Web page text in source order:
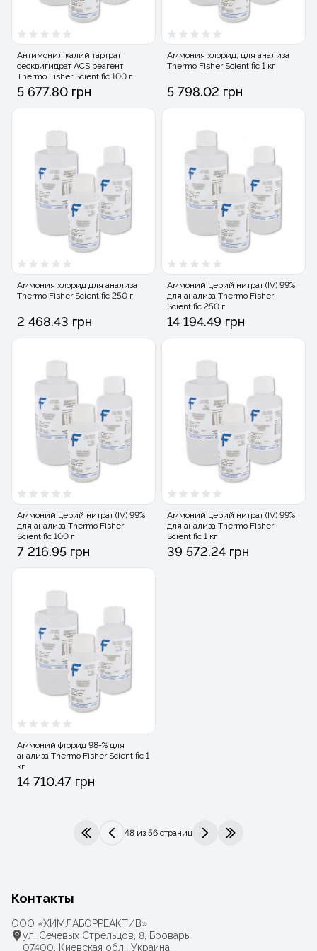
Антимонил калий тартрат
сесквигидрат ACS реагент
Thermo Fisher Scientific 100 г
5 677.80 грн
Аммония хлорид, для анализа
Thermo Fisher Scientific 1 кг
5 798.02 грн
Аммония хлорид для анализа
Thermo Fisher Scientific 250 г
2 468.43 грн
Аммоний церий нитрат (IV) 99%
для анализа Thermo Fisher
Scientific 250 г
14 194.49 грн
Аммоний церий нитрат (IV) 99%
для анализа Thermo Fisher
Scientific 100 г
7 216.95 грн
Аммоний церий нитрат (IV) 99%
для анализа Thermo Fisher
Scientific 1 кг
39 572.24 грн
Аммоний фторид 98+% для
анализа Thermo Fisher Scientific 1
кг
14 710.47 грн
|< <
48 из 56 страниц
> >|
Контакты
ООО «ХИМЛАБОРРЕАКТИВ»
ул. Сечевых Стрельцов, 8, Бровары,
07400, Киевская обл., Украина